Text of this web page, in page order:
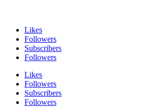
Likes
Followers
Subscribers
Followers
Likes
Followers
Subscribers
Followers